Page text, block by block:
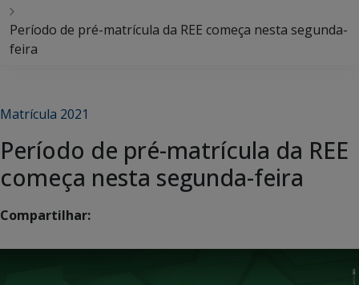
Período de pré-matrícula da REE começa nesta segunda-
feira
Matrícula 2021
Período de pré-matrícula da REE
começa nesta segunda-feira
Compartilhar: